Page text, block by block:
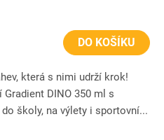
DO KOŠÍKU
která s nimi udrží krok!
DINO 350 ml s
školy, na výlety i sportovní...